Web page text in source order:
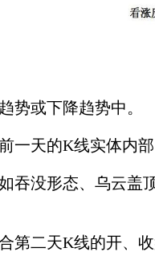
或下降趋势中。
天的K线实体内部
没形态、乌云盖
二天K线的开、收